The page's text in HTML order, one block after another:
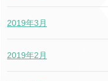
2019年3月
2019年2月